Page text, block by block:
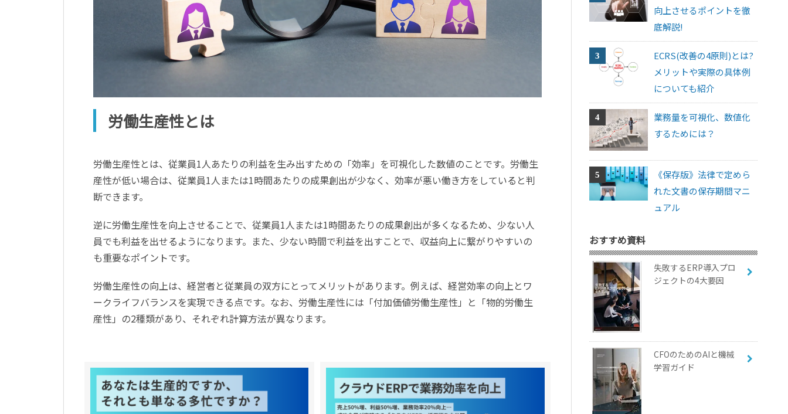
労働生産性とは
労働生産性とは、従業員1人あたりの利益を生み出すための「効率」を可視化した数値のことです。労働生
産性が低い場合は、従業員1人または1時間あたりの成果創出が少なく、効率が悪い働き方をしていると判
断できます。
逆に労働生産性を向上させることで、従業員1人または1時間あたりの成果創出が多くなるため、少ない人
員でも利益を出せるようになります。また、少ない時間で利益を出すことで、収益向上に繋がりやすいの
も重要なポイントです。
労働生産性の向上は、経営者と従業員の双方にとってメリットがあります。例えば、経営効率の向上とワ
ークライフバランスを実現できる点です。なお、労働生産性には「付加価値労働生産性」と「物的労働生
産性」の2種類があり、それぞれ計算方法が異なります。
向上させるポイントを徹
底解説!
ECRS(改善の4原則)とは?
メリットや実際の具体例
についても紹介
業務量を可視化、数値化
するためには？
《保存版》法律で定めら
れた文書の保存期間マニ
ュアル
おすすめ資料
失敗するERP導入プロ
ジェクトの4大要因
CFOのためのAIと機械
学習ガイド